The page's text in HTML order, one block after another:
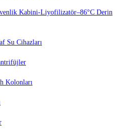
Kabini-Liyofilizatör–86°C Derin
Su Cihazları
Kolonları